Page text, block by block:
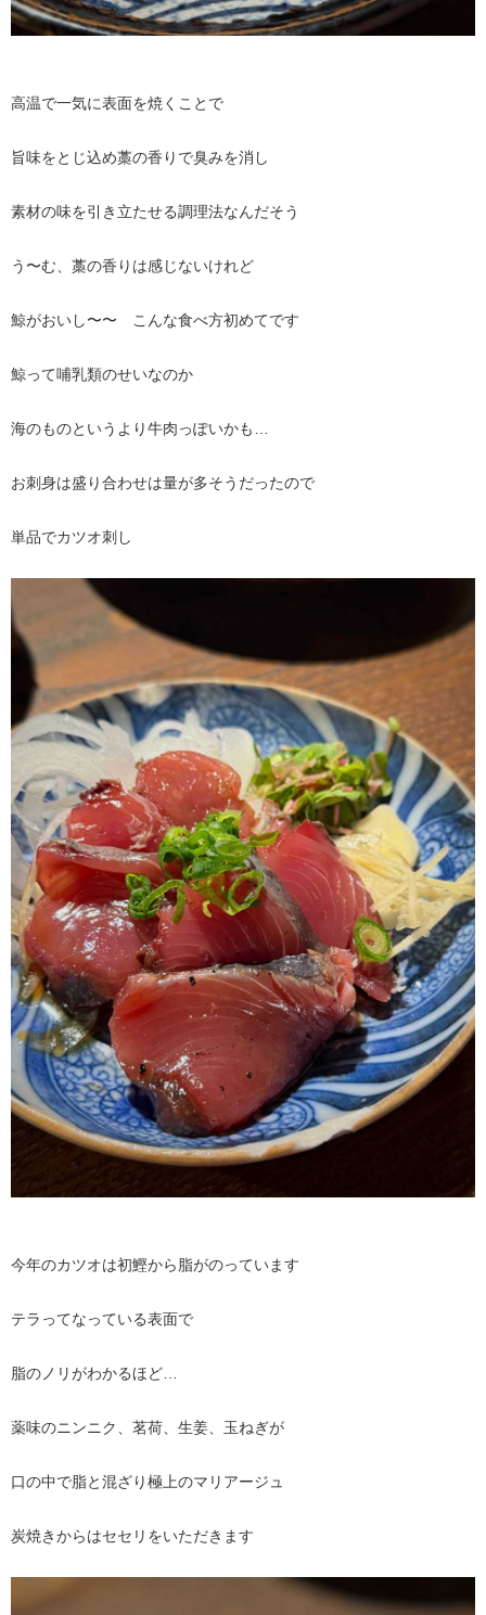
高温で一気に表面を焼くことで
旨味をとじ込め藁の香りで臭みを消し
素材の味を引き立たせる調理法なんだそう
う〜む、藁の香りは感じないけれど
鯨がおいし〜〜 こんな食べ方初めてです
鯨って哺乳類のせいなのか
海のものというより牛肉っぽいかも…
お刺身は盛り合わせは量が多そうだったので
単品でカツオ刺し
今年のカツオは初鰹から脂がのっています
テラってなっている表面で
脂のノリがわかるほど…
薬味のニンニク、茗荷、生姜、玉ねぎが
口の中で脂と混ざり極上のマリアージュ
炭焼きからはセセリをいただきます